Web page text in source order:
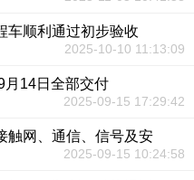
车顺利通过初步验收
2025-10-10 11:13:09
月14日全部交付
2025-09-15 17:29:42
触网、通信、信号及安
2025-09-15 10:24:58